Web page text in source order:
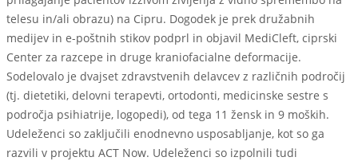
telesu in/ali obrazu) na Cipru. Dogodek je prek družabnih
medijev in e-poštnih stikov podprl in objavil MediCleft, ciprski
Center za razcepe in druge kraniofacialne deformacije.
Sodelovalo je dvajset zdravstvenih delavcev z različnih področij
(tj. dietetiki, delovni terapevti, ortodonti, medicinske sestre s
področja psihiatrije, logopedi), od tega 11 žensk in 9 moških.
Udeleženci so zaključili enodnevno usposabljanje, kot so ga
razvili v projektu ACT Now. Udeleženci so izpolnili tudi